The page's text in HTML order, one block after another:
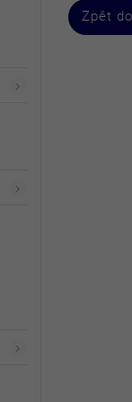
Zpět